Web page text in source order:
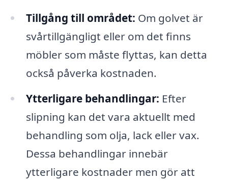
Tillgång till området: Om golvet är
svårtillgängligt eller om det finns
möbler som måste flyttas, kan detta
också påverka kostnaden.
Ytterligare behandlingar: Efter
slipning kan det vara aktuellt med
behandling som olja, lack eller vax.
Dessa behandlingar innebär
ytterligare kostnader men gör att